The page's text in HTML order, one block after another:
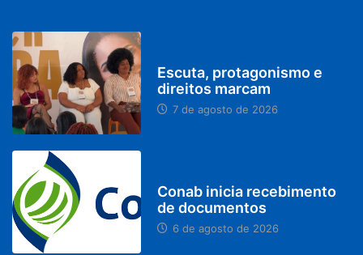
Escuta, protagonismo e
direitos marcam
7 de agosto de 2026
Conab inicia recebimento
de documentos
6 de agosto de 2026